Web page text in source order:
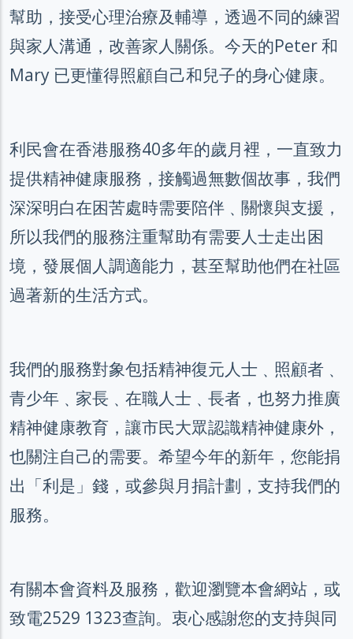
幫助，接受心理治療及輔導，透過不同的練習
與家人溝通，改善家人關係。今天的Peter 和
Mary 已更懂得照顧自己和兒子的身心健康。
利民會在香港服務40多年的歲月裡，一直致力
提供精神健康服務，接觸過無數個故事，我們
深深明白在困苦處時需要陪伴﹑關懷與支援，
所以我們的服務注重幫助有需要人士走出困
境，發展個人調適能力，甚至幫助他們在社區
過著新的生活方式。
我們的服務對象包括精神復元人士﹑照顧者﹑
青少年﹑家長﹑在職人士﹑長者，也努力推廣
精神健康教育，讓市民大眾認識精神健康外，
也關注自己的需要。希望今年的新年，您能捐
出「利是」錢，或參與月捐計劃，支持我們的
服務。
有關本會資料及服務，歡迎瀏覽本會網站，或
致電2529 1323查詢。衷心感謝您的支持與同